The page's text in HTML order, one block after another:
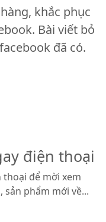
khắc phục
Bài viết bỏ
đã có.
điện thoại
để mời xem
phẩm mới về...